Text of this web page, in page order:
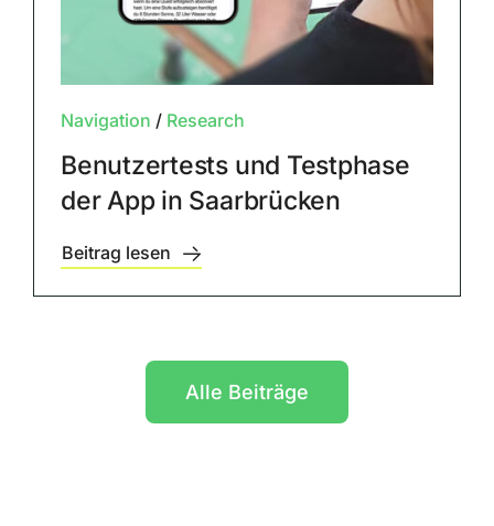
Navigation / Research
Benutzertests und Testphase
der App in Saarbrücken
Beitrag lesen
Alle Beiträge